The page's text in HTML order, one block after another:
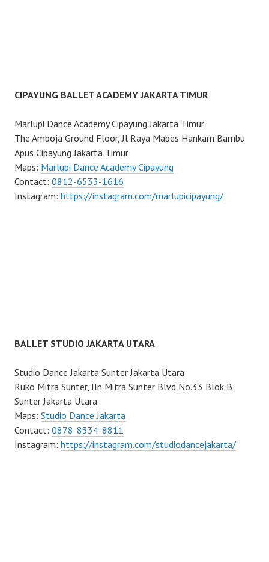
CIPAYUNG BALLET ACADEMY JAKARTA TIMUR
Marlupi Dance Academy Cipayung Jakarta Timur
The Amboja Ground Floor, Jl Raya Mabes Hankam Bambu
Apus Cipayung Jakarta Timur
Maps: Marlupi Dance Academy Cipayung
Contact: 0812-6533-1616
Instagram: https://instagram.com/marlupicipayung/
BALLET STUDIO JAKARTA UTARA
Studio Dance Jakarta Sunter Jakarta Utara
Ruko Mitra Sunter, Jln Mitra Sunter Blvd No.33 Blok B,
Sunter Jakarta Utara
Maps: Studio Dance Jakarta
Contact: 0878-8334-8811
Instagram: https://instagram.com/studiodancejakarta/